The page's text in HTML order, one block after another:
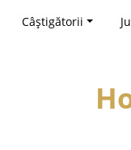
Câștigătorii